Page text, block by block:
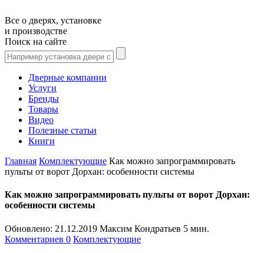
Все о дверях, установке
и производстве
Поиск на сайте
Дверные компании
Услуги
Бренды
Товары
Видео
Полезные статьи
Книги
Главная Комплектующие Как можно запрограммировать
пульты от ворот Дорхан: особенности системы
Как можно запрограммировать пульты от ворот Дорхан:
особенности системы
Обновлено: 21.12.2019 Максим Кондратьев 5 мин.
Комментариев 0 Комплектующие